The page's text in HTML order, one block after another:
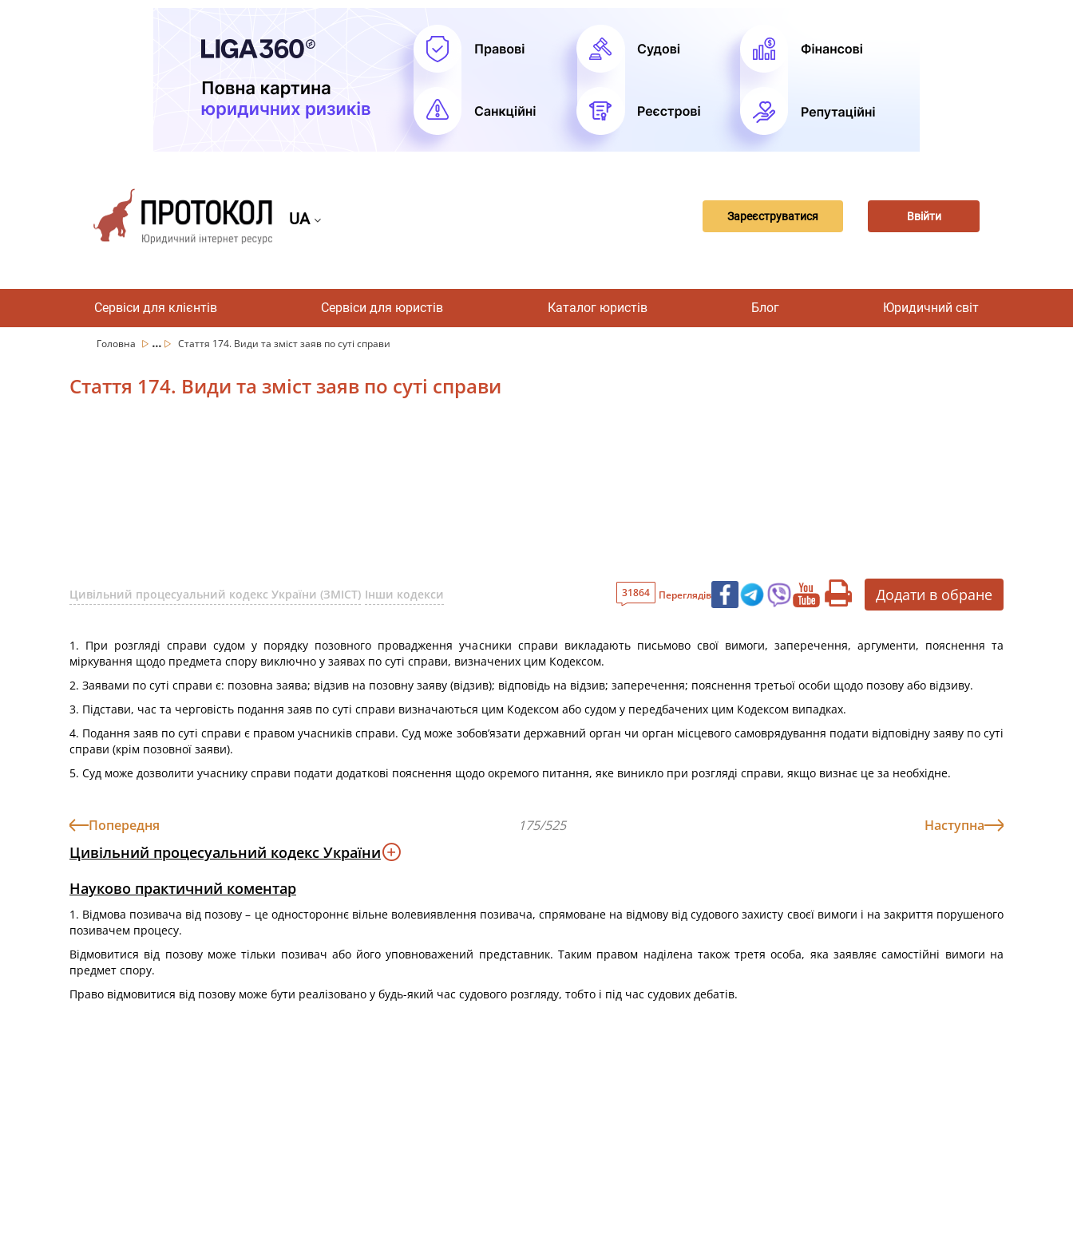
UA Зареєструватися Ввійти
Сервіси для клієнтів Сервіси для юристів Каталог юристів Блог Юридичний світ
Головна ... Стаття 174. Види та зміст заяв по суті справи
Стаття 174. Види та зміст заяв по суті справи
Цивільний процесуальний кодекс України (ЗМІСТ) Інши кодекси 31864 Переглядів Додати в обране
1. При розгляді справи судом у порядку позовного провадження учасники справи викладають письмово свої вимоги, заперечення, аргументи, пояснення та
міркування щодо предмета спору виключно у заявах по суті справи, визначених цим Кодексом.
2. Заявами по суті справи є: позовна заява; відзив на позовну заяву (відзив); відповідь на відзив; заперечення; пояснення третьої особи щодо позову або відзиву.
3. Підстави, час та черговість подання заяв по суті справи визначаються цим Кодексом або судом у передбачених цим Кодексом випадках.
4. Подання заяв по суті справи є правом учасників справи. Суд може зобов’язати державний орган чи орган місцевого самоврядування подати відповідну заяву по суті
справи (крім позовної заяви).
5. Суд може дозволити учаснику справи подати додаткові пояснення щодо окремого питання, яке виникло при розгляді справи, якщо визнає це за необхідне.
Попередня 175/525 Наступна
Цивільний процесуальний кодекс України
Науково практичний коментар
1. Відмова позивача від позову – це одностороннє вільне волевиявлення позивача, спрямоване на відмову від судового захисту своєї вимоги і на закриття порушеного
позивачем процесу.
Відмовитися від позову може тільки позивач або його уповноважений представник. Таким правом наділена також третя особа, яка заявляє самостійні вимоги на
предмет спору.
Право відмовитися від позову може бути реалізовано у будь-який час судового розгляду, тобто і під час судових дебатів.